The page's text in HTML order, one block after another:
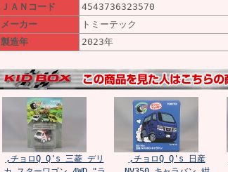
ＪＡＮコード
4543736323570
メーカー
トミーテック
製造年
2023年
,チョロQ Q's 三菱 デリ
,チョロQ Q's 日産